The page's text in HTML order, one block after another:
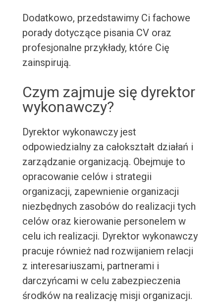
Dodatkowo, przedstawimy Ci fachowe
porady dotyczące pisania CV oraz
profesjonalne przykłady, które Cię
zainspirują.
Czym zajmuje się dyrektor
wykonawczy?
Dyrektor wykonawczy jest
odpowiedzialny za całokształt działań i
zarządzanie organizacją. Obejmuje to
opracowanie celów i strategii
organizacji, zapewnienie organizacji
niezbędnych zasobów do realizacji tych
celów oraz kierowanie personelem w
celu ich realizacji. Dyrektor wykonawczy
pracuje również nad rozwijaniem relacji
z interesariuszami, partnerami i
darczyńcami w celu zabezpieczenia
środków na realizację misji organizacji.